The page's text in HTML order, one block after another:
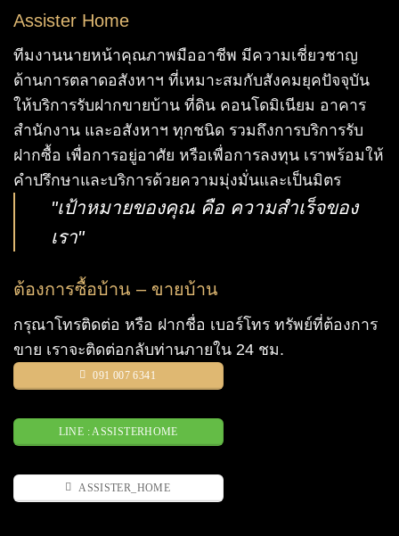
Assister Home
ทีมงานนายหน้าคุณภาพมืออาชีพ มีความเชี่ยวชาญ
ด้านการตลาดอสังหาฯ ที่เหมาะสมกับสังคมยุคปัจจุบัน
ให้บริการรับฝากขายบ้าน ที่ดิน คอนโดมิเนียม อาคาร
สำนักงาน และอสังหาฯ ทุกชนิด รวมถึงการบริการรับ
ฝากซื้อ เพื่อการอยู่อาศัย หรือเพื่อการลงทุน เราพร้อมให้
คำปรึกษาและบริการด้วยความมุ่งมั่นและเป็นมิตร
"เป้าหมายของคุณ คือ ความสำเร็จของ
เรา"
ต้องการซื้อบ้าน – ขายบ้าน
กรุณาโทรติดต่อ หรือ ฝากชื่อ เบอร์โทร ทรัพย์ที่ต้องการ
ขาย เราจะติดต่อกลับท่านภายใน 24 ชม.
091 007 6341
LINE : ASSISTERHOME
ASSISTER_HOME